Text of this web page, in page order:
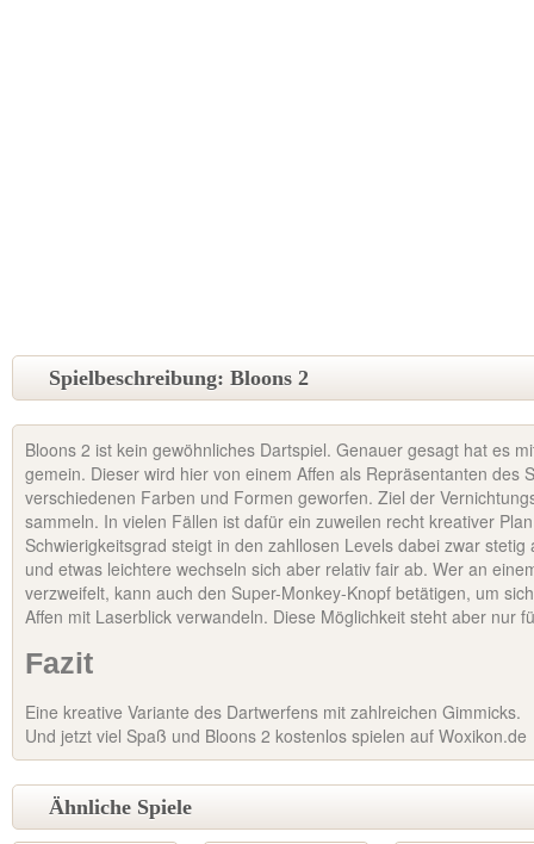
Spielbeschreibung: Bloons 2
Bloons 2 ist kein gewöhnliches Dartspiel. Genauer gesagt hat es
gemein. Dieser wird hier von einem Affen als Repräsentanten des
verschiedenen Farben und Formen geworfen. Ziel der
sammeln. In vielen Fällen ist dafür ein zuweilen recht kreativer
Schwierigkeitsgrad steigt in den zahllosen Levels dabei zwar
und etwas leichtere wechseln sich aber relativ fair ab. Wer an
verzweifelt, kann auch den Super-Monkey-Knopf betätigen, um
Affen mit Laserblick verwandeln. Diese Möglichkeit steht aber nur
Fazit
Eine kreative Variante des Dartwerfens mit zahlreichen Gimmicks.
Und jetzt viel Spaß und Bloons 2 kostenlos spielen auf Woxikon.de
Ähnliche Spiele